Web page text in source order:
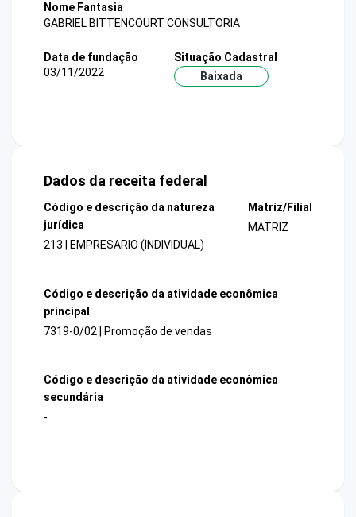
Nome Fantasia
GABRIEL BITTENCOURT CONSULTORIA
Data de fundação
03/11/2022
Situação Cadastral
Baixada
Dados da receita federal
Código e descrição da natureza
jurídica
213 | EMPRESARIO (INDIVIDUAL)
Matriz/Filial
MATRIZ
Código e descrição da atividade econômica
principal
7319-0/02 | Promoção de vendas
Código e descrição da atividade econômica
secundária
-